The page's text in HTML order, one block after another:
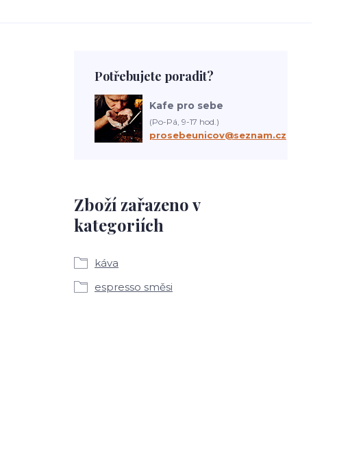
Zboží zařazeno v
kategoriích
káva
espresso směsi
Potřebujete poradit?
Kafe pro sebe
(Po-Pá, 9-17 hod.)
prosebeunicov@seznam.cz